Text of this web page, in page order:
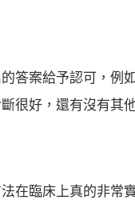
答案給予認可，例
很好，還有沒有其
在臨床上真的非常